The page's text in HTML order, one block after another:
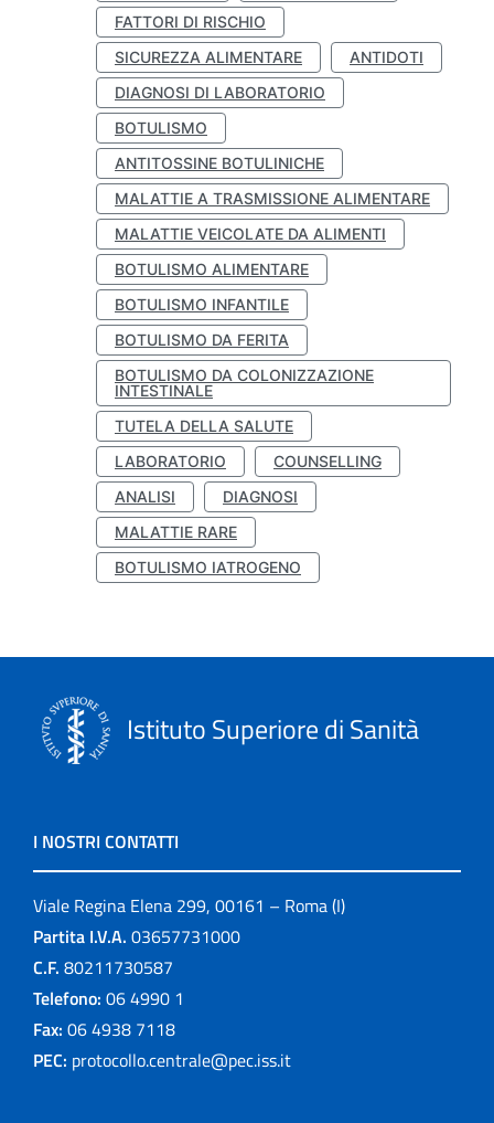
FATTORI DI RISCHIO
SICUREZZA ALIMENTARE
ANTIDOTI
DIAGNOSI DI LABORATORIO
BOTULISMO
ANTITOSSINE BOTULINICHE
MALATTIE A TRASMISSIONE ALIMENTARE
MALATTIE VEICOLATE DA ALIMENTI
BOTULISMO ALIMENTARE
BOTULISMO INFANTILE
BOTULISMO DA FERITA
BOTULISMO DA COLONIZZAZIONE
INTESTINALE
TUTELA DELLA SALUTE
LABORATORIO
COUNSELLING
ANALISI
DIAGNOSI
MALATTIE RARE
BOTULISMO IATROGENO
Istituto Superiore di Sanità
I NOSTRI CONTATTI
Viale Regina Elena 299, 00161 – Roma (I)
Partita I.V.A. 03657731000
C.F. 80211730587
Telefono: 06 4990 1
Fax: 06 4938 7118
PEC: protocollo.centrale@pec.iss.it